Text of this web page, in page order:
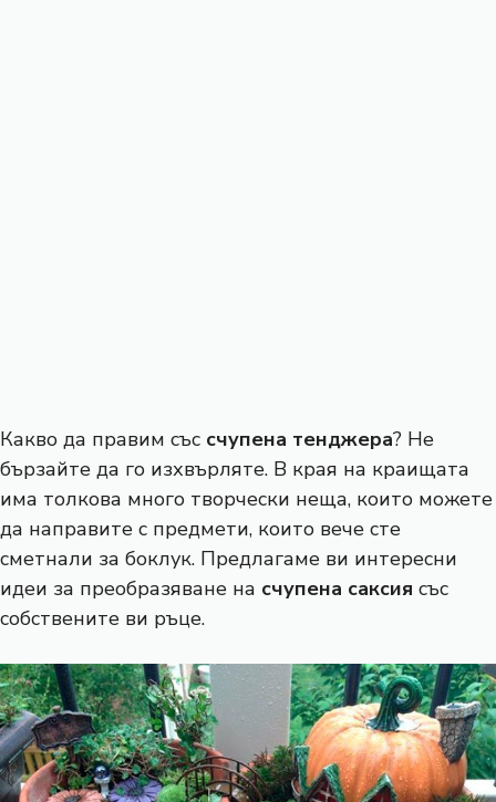
Какво да правим със счупена тенджера? Не
бързайте да го изхвърляте. В края на краищата
има толкова много творчески неща, които можете
да направите с предмети, които вече сте
сметнали за боклук. Предлагаме ви интересни
идеи за преобразяване на счупена саксия със
собствените ви ръце.